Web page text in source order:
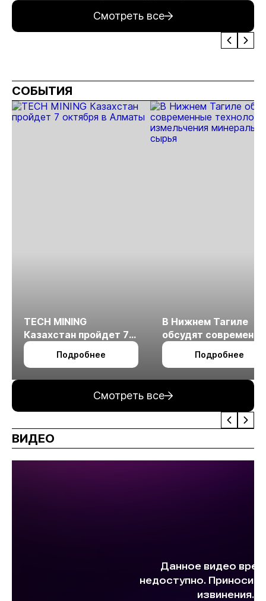
недропользовании
семинаре
эффективности
горных
лицензирования,
экспертизы
пройдет в начале
Смотреть все
СОБЫТИЯ
TECH MINING
Казахстан пройдет 7
октября в Алматы
Подробнее
В Нижнем Тагиле
обсудят
технологии
измельчения
Подробнее
Смотреть все
ВИДЕО